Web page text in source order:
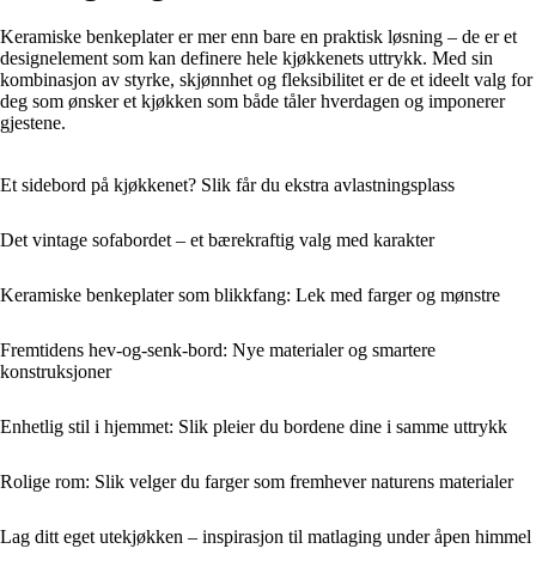
Keramiske benkeplater er mer enn bare en praktisk løsning – de er et
designelement som kan definere hele kjøkkenets uttrykk. Med sin
kombinasjon av styrke, skjønnhet og fleksibilitet er de et ideelt valg for
deg som ønsker et kjøkken som både tåler hverdagen og imponerer
gjestene.
Et sidebord på kjøkkenet? Slik får du ekstra avlastningsplass
Det vintage sofabordet – et bærekraftig valg med karakter
Keramiske benkeplater som blikkfang: Lek med farger og mønstre
Fremtidens hev-og-senk-bord: Nye materialer og smartere
konstruksjoner
Enhetlig stil i hjemmet: Slik pleier du bordene dine i samme uttrykk
Rolige rom: Slik velger du farger som fremhever naturens materialer
Lag ditt eget utekjøkken – inspirasjon til matlaging under åpen himmel